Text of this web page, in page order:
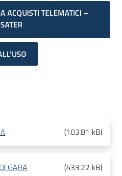
ACQUISTI TELEMATICI –
SATER
(103.81 kB)
GARA (433.22 kB)